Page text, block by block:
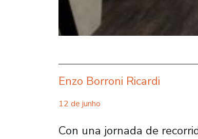
Enzo Borroni Ricardi
12 de junho
Con una jornada de